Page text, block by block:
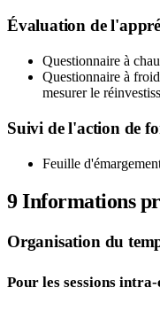
Évaluation de
Questionnaire à
Questionnaire à
mesurer le
Suivi de l'action de
Feuille
9Informations
Organisation du
Pour les sessions